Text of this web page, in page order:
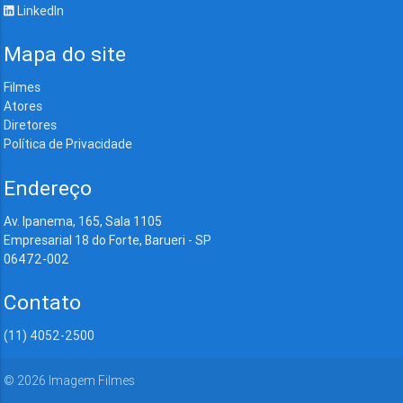
LinkedIn
Mapa do site
Filmes
Atores
Diretores
Política de Privacidade
Endereço
Av. Ipanema, 165, Sala 1105
Empresarial 18 do Forte, Barueri - SP
06472-002
Contato
(11) 4052-2500
© 2026 Imagem Filmes